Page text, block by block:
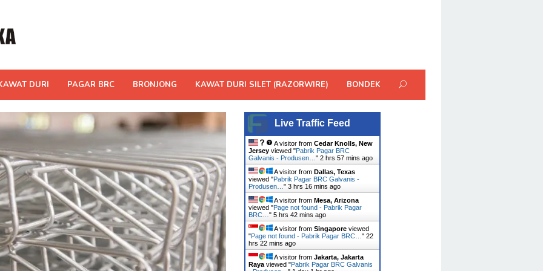
DURI PAGAR BRC BRONJONG KAWAT DURI SILET (RAZORWIRE) BONDEK
Live Traffic Feed
A visitor fromCedar Knolls, New
Jersey viewed "Pabrik Pagar BRC
Galvanis - Produsen…"2 hrs 57 mins ago
A visitor fromDallas, Texas
viewed "Pabrik Pagar BRC Galvanis -
Produsen…"3 hrs 16 mins ago
A visitor fromMesa, Arizona
viewed "Page not found - Pabrik Pagar
BRC…"5 hrs 42 mins ago
A visitor fromSingapore viewed
"Page not found - Pabrik Pagar BRC…"22
hrs 22 mins ago
A visitor fromJakarta, Jakarta
Raya viewed "Pabrik Pagar BRC Galvanis